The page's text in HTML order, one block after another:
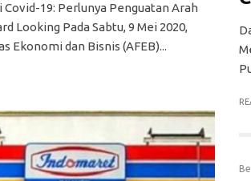
Covid-19: Perlunya Penguatan Arah
Looking Pada Sabtu, 9 Mei 2020,
Ekonomi dan Bisnis (AFEB)...